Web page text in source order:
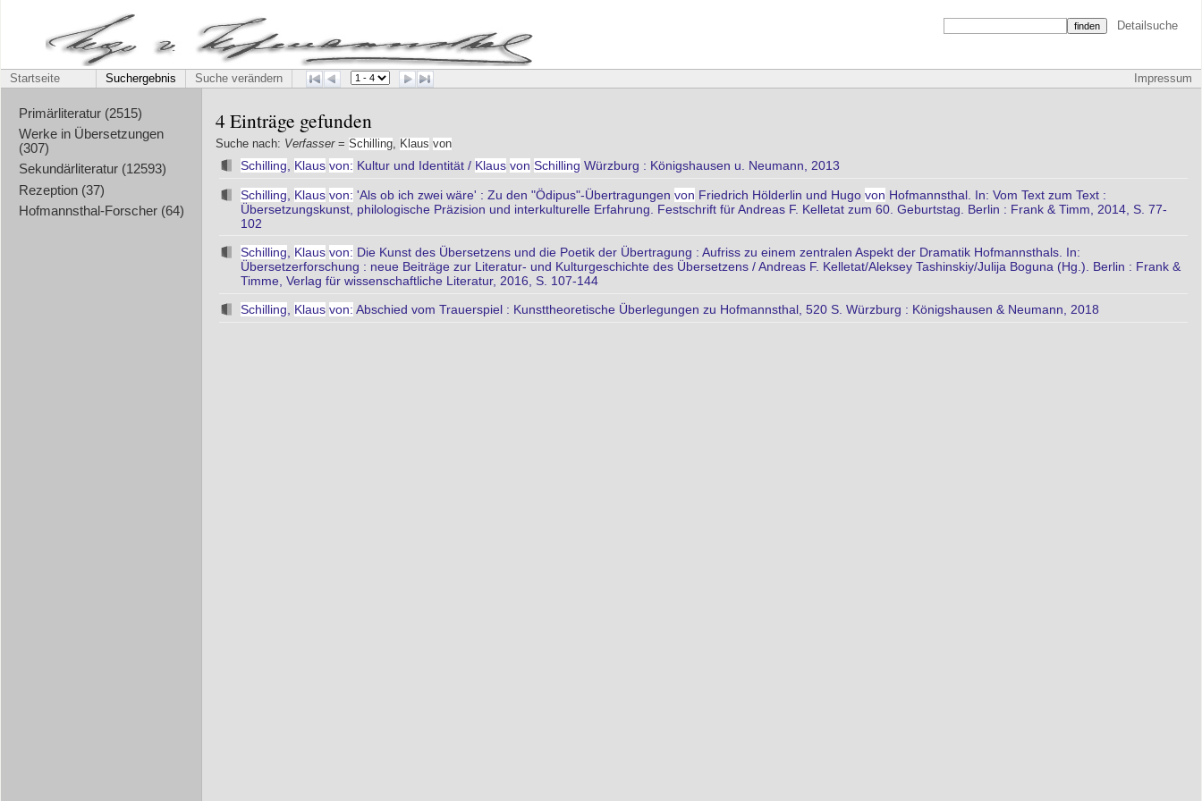
Detailsuche
Impressum
Startseite Suchergebnis Suche verändern
Primärliteratur (2515)
Werke in Übersetzungen
(307)
Sekundärliteratur (12593)
Rezeption (37)
Hofmannsthal-Forscher (64)
4 Einträge gefunden
Suche nach: Verfasser= Schilling Klaus von
Schilling, Klaus von: Kultur und Identität / Klaus von Schilling Würzburg : Königshausen u. Neumann, 2013
Schilling Klaus von: 'Als ob ich zwei wäre' : Zu den "Ödipus"-Übertragungen von Friedrich Hölderlin und Hugo von Hofmannsthal. In: Vom Text zum Text :
Übersetzungskunst, philologische Präzision und interkulturelle Erfahrung. Festschrift für Andreas F. Kelletat zum 60. Geburtstag. Berlin : Frank & Timm, 2014, S. 77-
102
Schilling Klaus von: Die Kunst des Übersetzens und die Poetik der Übertragung : Aufriss zu einem zentralen Aspekt der Dramatik Hofmannsthals. In:
Übersetzerforschung : neue Beiträge zur Literatur- und Kulturgeschichte des Übersetzens / Andreas F. Kelletat/Aleksey Tashinskiy/Julija Boguna (Hg.). Berlin : Frank &
Timme, Verlag für wissenschaftliche Literatur, 2016, S. 107-144
Schilling, Klaus von: Abschied vom Trauerspiel : Kunsttheoretische Überlegungen zu Hofmannsthal, 520 S. Würzburg : Königshausen & Neumann, 2018